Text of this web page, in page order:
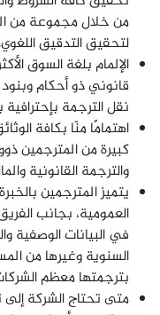
من خلال مجموعة من
لتحقيق التدقيق اللغوي.
الإلمام بلغة السوق
قانوني ذو أحكام وبنود
نقل الترجمة بإحترافية
اهتمامًا منّا بكافة
كبيرة من المترجمين
والترجمة القانونية
يتميز المترجمين
العمومية، بجانب
في البيانات الوصفية
السنوية وغيرها من
بترجمتها معظم
متى تحتاج الشركة إلى